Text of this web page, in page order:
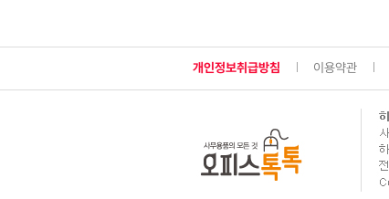
개인정보취급방침 이용약관